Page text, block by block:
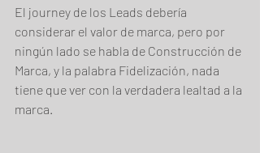
El journey de los Leads debería
considerar el valor de marca, pero por
ningún lado se habla de Construcción de
Marca, y la palabra Fidelización, nada
tiene que ver con la verdadera lealtad a la
marca.